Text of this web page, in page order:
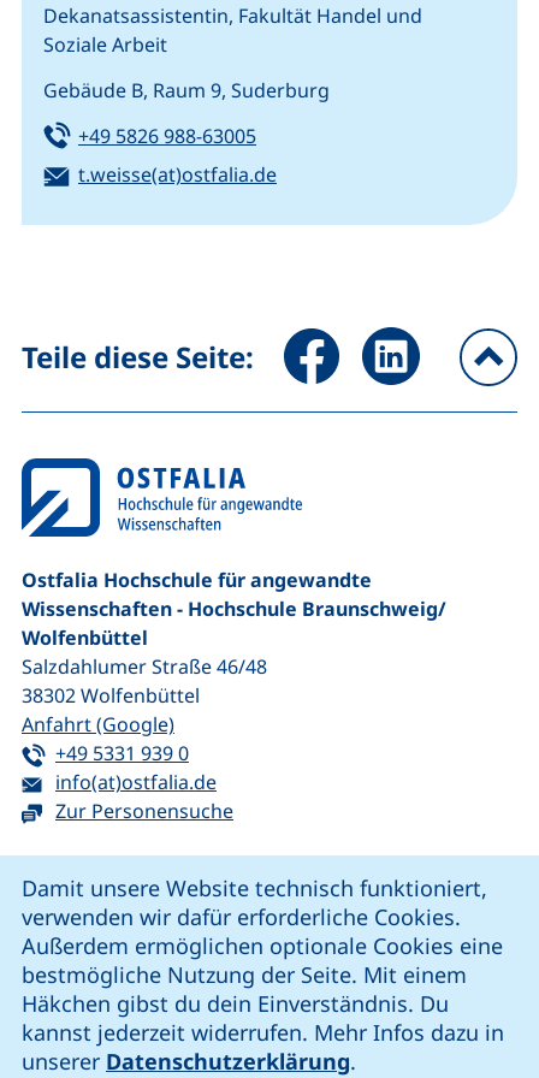
Damit unsere Website technisch funktioniert,
verwenden wir dafür erforderliche Cookies.
Außerdem ermöglichen optionale Cookies eine
bestmögliche Nutzung der Seite. Mit einem
Häkchen gibst du dein Einverständnis. Du
kannst jederzeit widerrufen. Mehr Infos dazu in
unserer Datenschutzerklärung.
Dekanatsassistentin, Fakultät Handel und
Soziale Arbeit
Gebäude B, Raum 9, Suderburg
Tel:
+49 5826 988-63005(startet einen Telefonanruf,
E-Mail:
t.weisse(at)ostfalia.de(öffnet Ihr E-Mail-Programm)
Teile diese Seite: Seite über Facebook teilen
Seite über
Ostfalia Hochschule für angewandte
Wissenschaften - Hochschule Braunschweig/​
Wolfenbüttel
Salzdahlumer Straße 46/48
38302Wolfenbüttel
Anfahrt (Google)(externer Link, öffnet neues Fenster)
Tel:
+49 5331 939 0(startet einen Telefonanruf, wenn Ihr
E-Mail:
info(at)ostfalia.de(öffnet Ihr E-Mail-Programm)
Zur Personensuche
unsere Facebook-Seite (externer Link, öffnet neues
unsere LinkedIn-Seite (externer Link, öffnet
unsere Instagram-Seite (externer Link,
unsere YouTube-Seite (externer
Cookie-Einstellungen
Impressum